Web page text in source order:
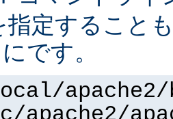
指定すること
です。